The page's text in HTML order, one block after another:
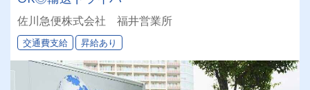
佐川急便株式会社 福井営業所
交通費支給 昇給あり